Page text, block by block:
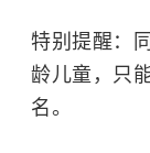
特别提醒：
龄儿童，只
名。